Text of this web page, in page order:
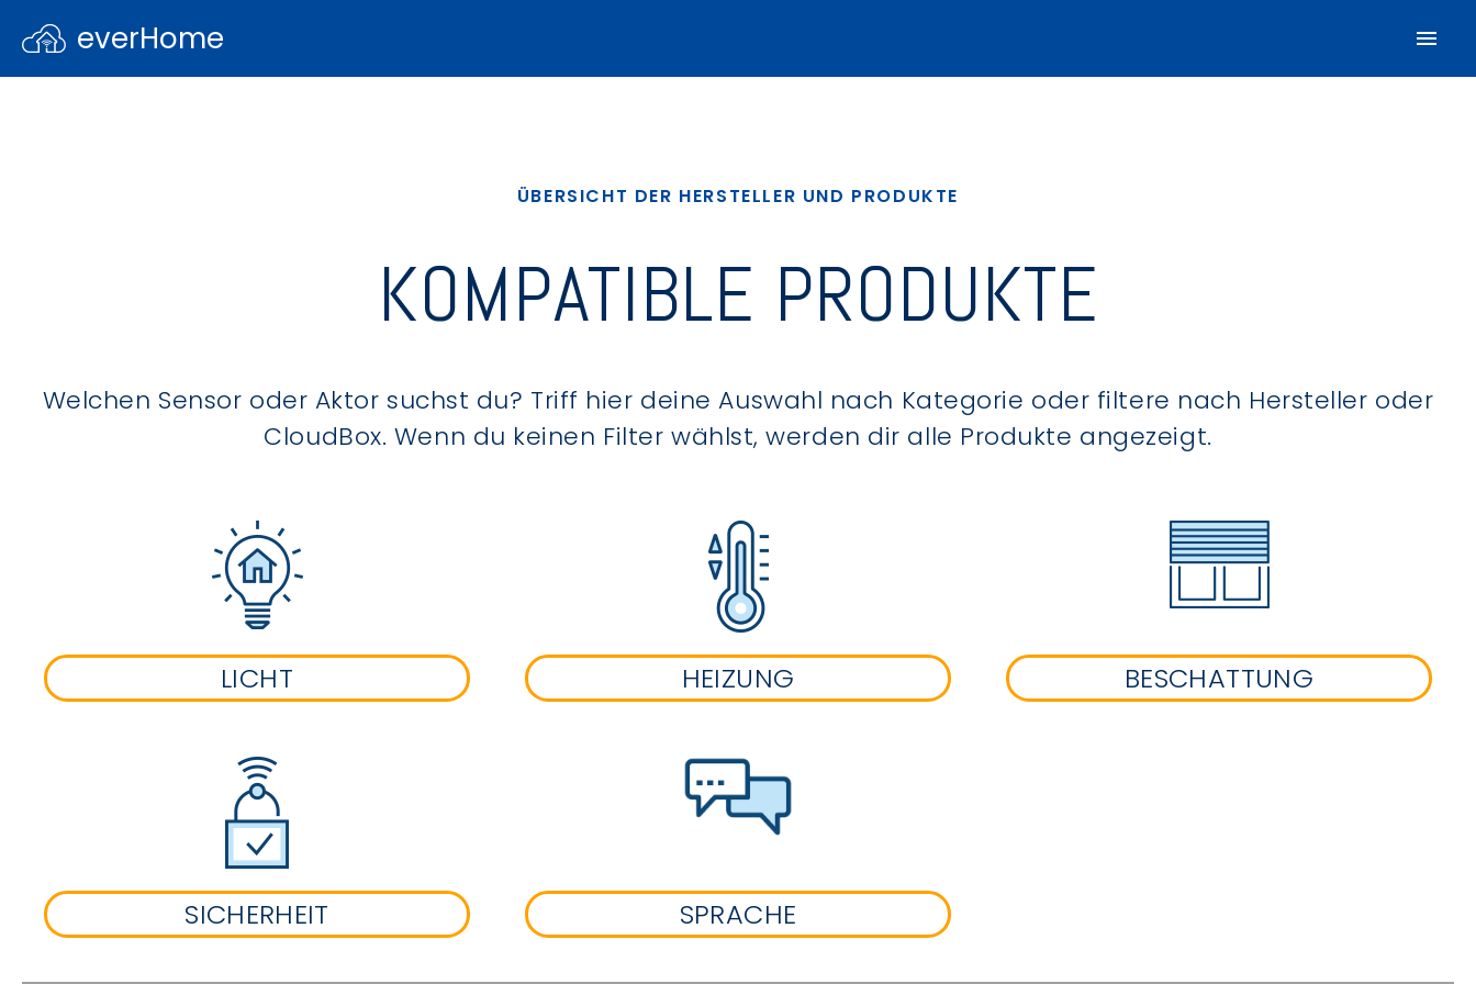
everHome
ÜBERSICHT DER HERSTELLER UND PRODUKTE
KOMPATIBLE PRODUKTE
Welchen Sensor oder Aktor suchst du? Triff hier deine Auswahl nach Kategorie oder filtere nach Hersteller oder
CloudBox. Wenn du keinen Filter wählst, werden dir alle Produkte angezeigt.
LICHT HEIZUNG BESCHATTUNG
SICHERHEIT SPRACHE